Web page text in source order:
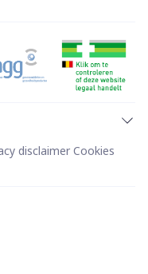
disclaimer Cookies